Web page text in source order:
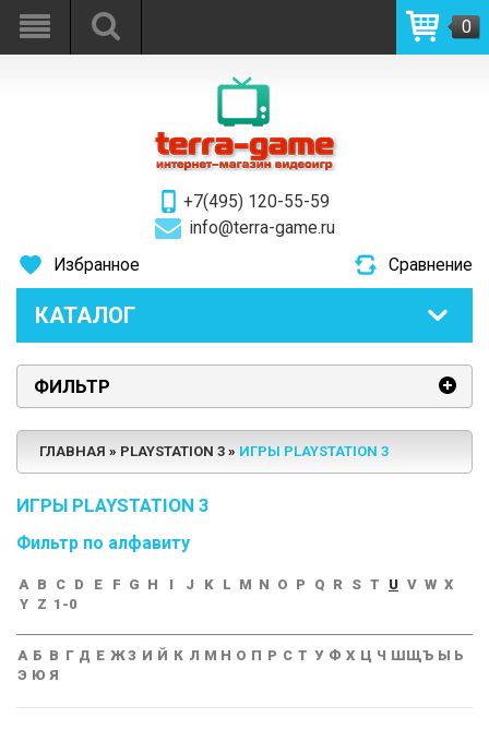
+7(495) 120-55-59
info@terra-game.ru
0
Избранное Сравнение
КАТАЛОГ
ФИЛЬТР
ГЛАВНАЯ PLAYSTATION 3 ИГРЫ PLAYSTATION 3
ИГРЫ PLAYSTATION 3
Фильтр по алфавиту
A B C D E F G H I J K L M N O P Q R S T U V W X
Y
Z 1-0
А Б В Г Д Е ЖЗ И Й К Л М Н О П Р С Т У Ф Х Ц Ч ШЩЪ Ы Ь
Э Ю Я